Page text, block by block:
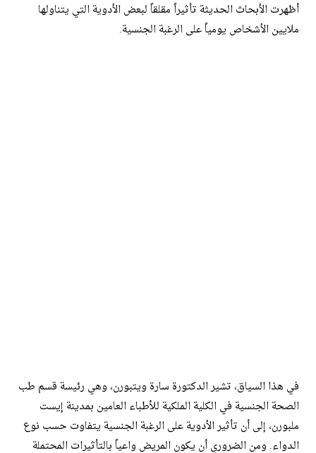
أظهرت الأبحاث الحديثة تأثيراً مقلقاً لبعض الأدوية التي يتناولها
ملايين الأشخاص يومياً على الرغبة الجنسية.
في هذا السياق، تشير الدكتورة سارة ويتبورن، وهي رئيسة قسم طب
الصحة الجنسية في الكلية الملكية للأطباء العامين بمدينة إيست
ملبورن، إلى أن تأثير الأدوية على الرغبة الجنسية يتفاوت حسب نوع
الدواء. ومن الضروري أن يكون المريض واعياً بالتأثيرات المحتملة